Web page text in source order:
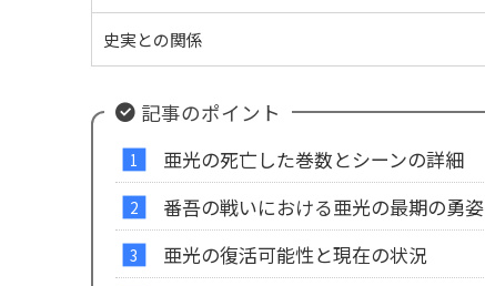
史実との関係
記事のポイント
亜光の死亡した巻数とシーンの詳細
番吾の戦いにおける亜光の最期の勇姿
亜光の復活可能性と現在の状況